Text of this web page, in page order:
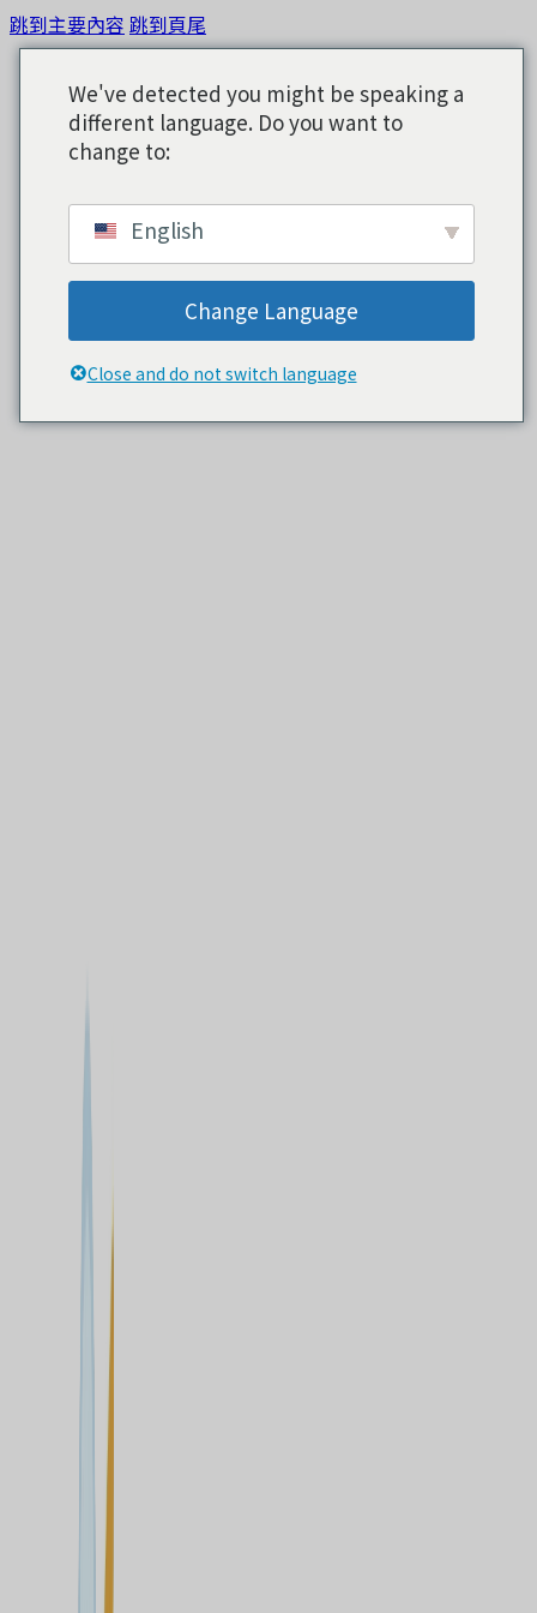
跳到主要內容 跳到頁尾
We've detected you might be speaking a
different language. Do you want to
change to:
English
Change Language
Close and do not switch language